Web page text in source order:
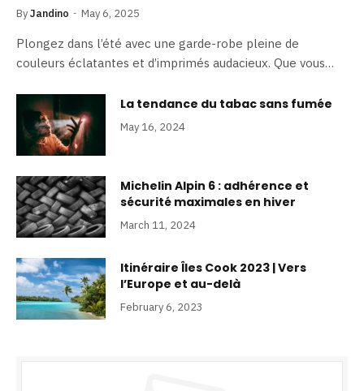
ByJandino May 6, 2025
Plongez dans l’été avec une garde-robe pleine de
couleurs éclatantes et d’imprimés audacieux. Que vous…
La tendance du tabac sans fumée
May 16, 2024
Michelin Alpin 6 : adhérence et
sécurité maximales en hiver
March 11, 2024
Itinéraire Îles Cook 2023 | Vers
l’Europe et au-delà
February 6, 2023